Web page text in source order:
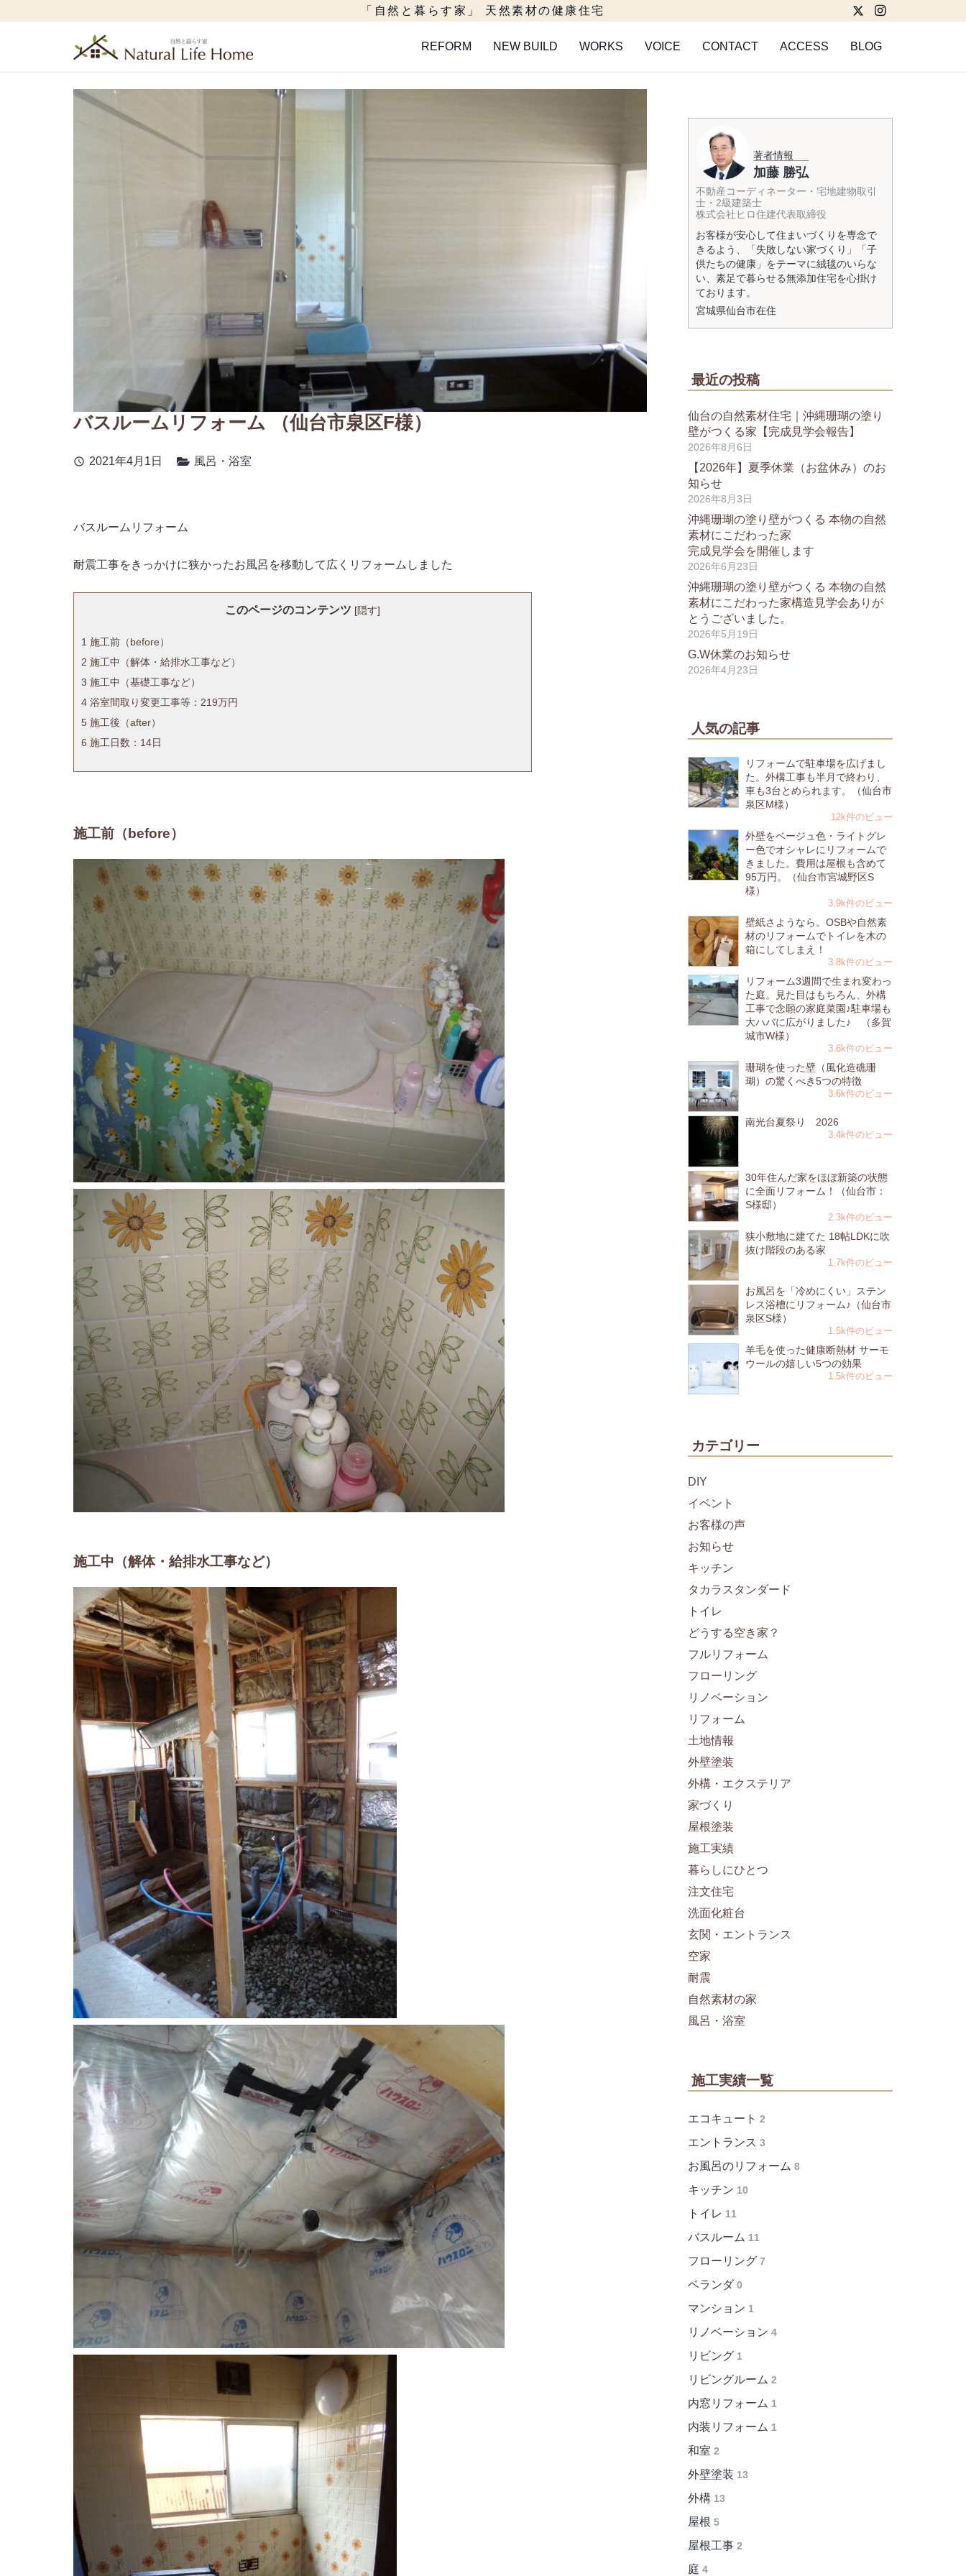
「自然と暮らす家」 天然素材の健康住宅
REFORM NEW BUILD WORKS VOICE CONTACT ACCESS BLOG
バスルームリフォーム （仙台市泉区F様）
schedule 2021年4月1日 風呂・浴室
バスルームリフォーム
耐震工事をきっかけに狭かったお風呂を移動して広くリフォームしました
このページのコンテンツ [隠す]
1 施工前（before）
2 施工中（解体・給排水工事など）
3 施工中（基礎工事など）
4 浴室間取り変更工事等：219万円
5 施工後（after）
6 施工日数：14日
施工前（before）
施工中（解体・給排水工事など）
著者情報
加藤 勝弘
不動産コーディネーター・宅地建物取引
士・2級建築士
株式会社ヒロ住建代表取締役
お客様が安心して住まいづくりを専念で
きるよう、「失敗しない家づくり」「子
供たちの健康」をテーマに絨毯のいらな
い、素足で暮らせる無添加住宅を心掛け
ております。
宮城県仙台市在住
最近の投稿
仙台の自然素材住宅｜沖縄珊瑚の塗り
壁がつくる家【完成見学会報告】
2026年8月6日
【2026年】夏季休業（お盆休み）のお
知らせ
2026年8月3日
沖縄珊瑚の塗り壁がつくる 本物の自然
素材にこだわった家
完成見学会を開催します
2026年6月23日
沖縄珊瑚の塗り壁がつくる 本物の自然
素材にこだわった家構造見学会ありが
とうございました。
2026年5月19日
G.W休業のお知らせ
2026年4月23日
人気の記事
リフォームで駐車場を広げまし
た。外構工事も半月で終わり、
車も3台とめられます。（仙台市
泉区M様）
12k件のビュー
外壁をベージュ色・ライトグレ
ー色でオシャレにリフォームで
きました。費用は屋根も含めて
95万円。（仙台市宮城野区S
様）
3.9k件のビュー
壁紙さようなら。OSBや自然素
材のリフォームでトイレを木の
箱にしてしまえ！
3.8k件のビュー
リフォーム3週間で生まれ変わっ
た庭。見た目はもちろん、外構
工事で念願の家庭菜園♪駐車場も
大ハバに広がりました♪ （多賀
城市W様）
3.6k件のビュー
珊瑚を使った壁（風化造礁珊
瑚）の驚くべき5つの特徴
3.6k件のビュー
南光台夏祭り 2026
3.4k件のビュー
30年住んだ家をほぼ新築の状態
に全面リフォーム！（仙台市：
S様邸）
2.3k件のビュー
狭小敷地に建てた 18帖LDKに吹
抜け階段のある家
1.7k件のビュー
お風呂を「冷めにくい」ステン
レス浴槽にリフォーム♪（仙台市
泉区S様）
1.5k件のビュー
羊毛を使った健康断熱材 サーモ
ウールの嬉しい5つの効果
1.5k件のビュー
カテゴリー
DIY
イベント
お客様の声
お知らせ
キッチン
タカラスタンダード
トイレ
どうする空き家？
フルリフォーム
フローリング
リノベーション
リフォーム
土地情報
外壁塗装
外構・エクステリア
家づくり
屋根塗装
施工実績
暮らしにひとつ
注文住宅
洗面化粧台
玄関・エントランス
空家
耐震
自然素材の家
風呂・浴室
施工実績一覧
エコキュート 2
エントランス 3
お風呂のリフォーム 8
キッチン 10
トイレ 11
バスルーム 11
フローリング 7
ベランダ 0
マンション 1
リノベーション 4
リビング 1
リビングルーム 2
内窓リフォーム 1
内装リフォーム 1
和室 2
外壁塗装 13
外構 13
屋根 5
屋根工事 2
庭 4